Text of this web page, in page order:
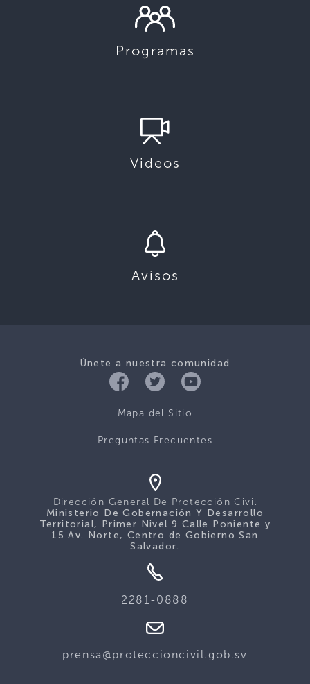
Programas
Videos
Avisos
Únete a nuestra comunidad
Mapa del Sitio
Preguntas Frecuentes
Dirección General De Protección Civil
Ministerio De Gobernación Y Desarrollo
Territorial, Primer Nivel 9 Calle Poniente y
15 Av. Norte, Centro de Gobierno San
Salvador.
2281-0888
prensa@proteccioncivil.gob.sv